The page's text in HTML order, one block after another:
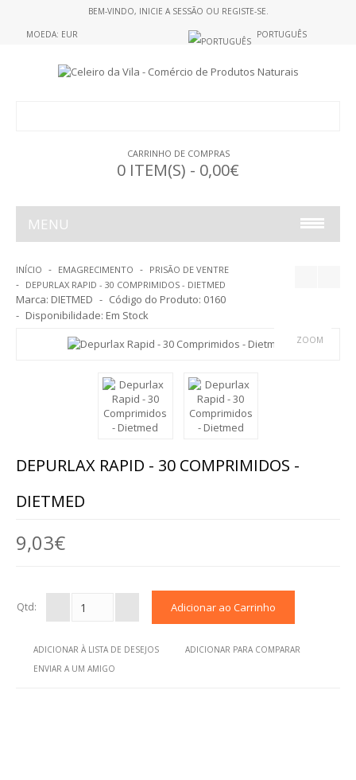
BEM-VINDO, INICIE A SESSÃO OU REGISTE-SE.
MOEDA: EUR PORTUGUÊS
CARRINHO DE COMPRAS
0 ITEM(S) - 0,00€
MENU
ALIMENTOS S/GLUTEN
BOLACHAS E BISCOITOS
SNACKS
TOSTAS
CEREAIS
CHOCOLATES
OUTROS ALIMENTOS
INÍCIO EMAGRECIMENTO
PRISÃO DE VENTRE
DEPURLAX RAPID - 30 COMPRIMIDOS - DIETMED
Marca: DIETMED Código do Produto: 0160
Disponibilidade: Em Stock
ZOOM
DEPURLAX RAPID - 30 COMPRIMIDOS -
DIETMED
9,03€
Qtd:
ADICIONAR À LISTA DE DESEJOS
ADICIONAR PARA COMPARAR
ENVIAR A UM AMIGO